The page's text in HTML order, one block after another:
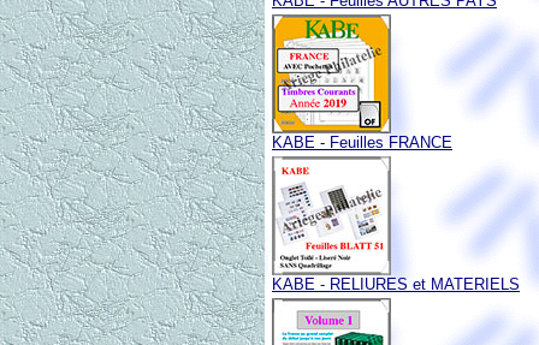
KABE - Feuilles FRANCE
KABE - RELIURES et MATERIELS